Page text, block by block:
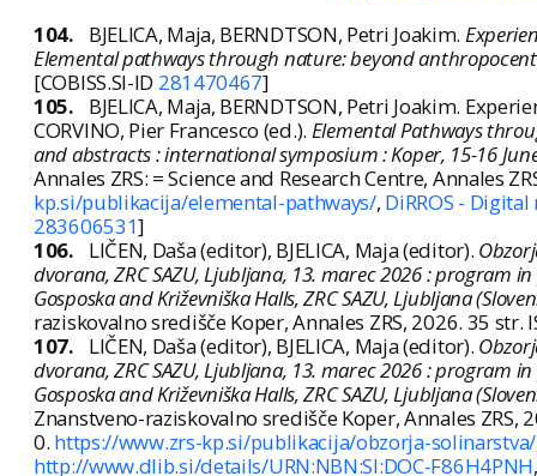
104.
BJELICA, Maja, BERNDTSON, Petri Joakim.
Elemental pathways through nature: beyond
[COBISS.SI-ID 281470467]
105.
BJELICA, Maja, BERNDTSON, Petri Joakim.
CORVINO, Pier Francesco (ed.). Elemental Pathways
and abstracts : international symposium : Koper, 15-16
Annales ZRS: = Science and Research Centre, Annales
kp.si/publikacija/elemental-pathways/, DiRROS -
283606531]
106.
LIČEN, Daša (editor), BJELICA, Maja (editor).
dvorana, ZRC SAZU, Ljubljana, 13. marec 2026 : program
Gosposka and Križevniška Halls, ZRC SAZU, Ljubljana
raziskovalno središče Koper, Annales ZRS, 2026. 35
107.
LIČEN, Daša (editor), BJELICA, Maja (editor).
dvorana, ZRC SAZU, Ljubljana, 13. marec 2026 : program
Gosposka and Križevniška Halls, ZRC SAZU, Ljubljana
Znanstveno-raziskovalno središče Koper, Annales
0. https://www.zrs-kp.si/publikacija/obzorja-solinarstva/
http://www.dlib.si/details/URN:NBN:SI:DOC-F86H4PNH